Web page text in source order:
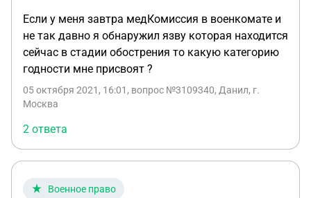
Если у меня завтра медКомиссия в военкомате и
не так давно я обнаружил язву которая находится
сейчас в стадии обострения то какую категорию
годности мне присвоят ?
05 октября 2021, 16:01 , вопрос №3109340, Данил, г.
Москва
2 ответа
Военное право